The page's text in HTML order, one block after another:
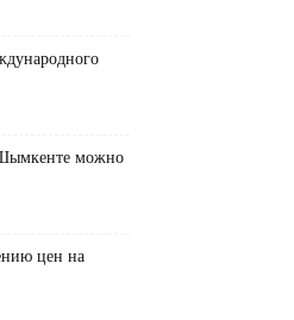
можно
цен на